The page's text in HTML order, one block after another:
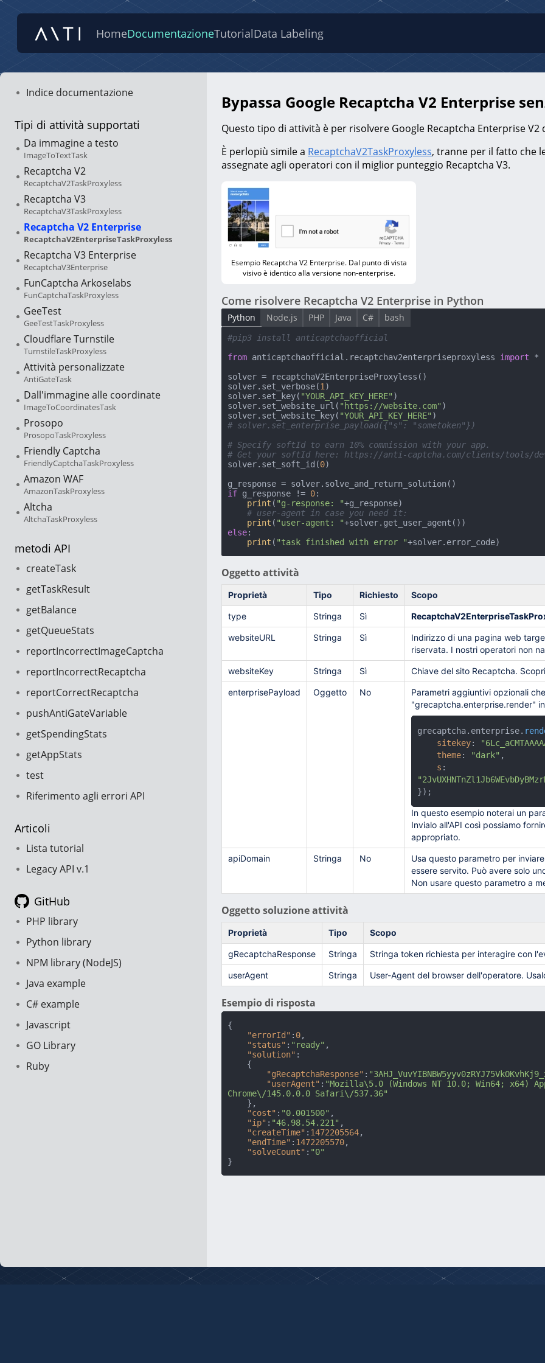
HomeDocumentazioneTutorialData Labeling
Indice documentazione
Tipi di attività supportati
Da immagine a testo
ImageToTextTask
Recaptcha V2
RecaptchaV2TaskProxyless
Recaptcha V3
RecaptchaV3TaskProxyless
Recaptcha V2 Enterprise
RecaptchaV2EnterpriseTaskProxyless
Recaptcha V3 Enterprise
RecaptchaV3Enterprise
FunCaptcha Arkoselabs
FunCaptchaTaskProxyless
GeeTest
GeeTestTaskProxyless
Cloudflare Turnstile
TurnstileTaskProxyless
Attività personalizzate
AntiGateTask
Dall'immagine alle coordinate
ImageToCoordinatesTask
Prosopo
ProsopoTaskProxyless
Friendly Captcha
FriendlyCaptchaTaskProxyless
Amazon WAF
AmazonTaskProxyless
Altcha
AltchaTaskProxyless
metodi API
createTask
getTaskResult
getBalance
getQueueStats
reportIncorrectImageCaptcha
reportIncorrectRecaptcha
reportCorrectRecaptcha
pushAntiGateVariable
getSpendingStats
getAppStats
test
Riferimento agli errori API
Articoli
Lista tutorial
Legacy API v.1
GitHub
PHP library
Python library
NPM library (NodeJS)
Java example
C# example
Javascript
GO Library
Ruby
Bypassa Google Recaptcha V2 Enterprise
Questo tipo di attività è per risolvere Google Recaptcha Enterprise
È perlopiù simile a RecaptchaV2TaskProxyless, tranne per il fatto che
assegnate agli operatori con il miglior punteggio Recaptcha V3.
Esempio Recaptcha V2 Enterprise. Dal punto di vista
visivo è identico alla versione non-enterprise.
Python Node.js PHP Java C# bash
Come risolvere Recaptcha V2 Enterprise in Python
#pip3 install anticaptchaofficial
from anticaptchaofficial.recaptchav2enterpriseproxyless import *
solver = recaptchaV2EnterpriseProxyless()
solver.set_verbose(1 )
solver.set_key( "YOUR_API_KEY_HERE" )
solver.set_website_url( "https://website.com" )
solver.set_website_key( "YOUR_API_KEY_HERE"
# solver.set_enterprise_payload({"s": "sometoken"})
# Specify softId to earn 10% commission with your app.
# Get your softId here: https://anti-captcha.com/clients/tools/
solver.set_soft_id(0)
if g_response != 0:
print ( "g-response: "+g_response)
# user-agent in case you need it:
print ( "user-agent: "
else:
print ( "task finished with error "+solver.error_code)
Oggetto attività
Proprietà Tipo Richiesto Scopo
type Stringa Sì
websiteURL Stringa Sì
Indirizzo di una pagina web
riservata. I nostri operatori non
websiteKey Stringa Sì Chiave del sito Recaptcha.
enterprisePayload Oggetto No
Parametri aggiuntivi opzionali
"grecaptcha.enterprise.render"
grecaptcha. enterprise.
sitekey:
theme: "dark" ,
s
});
In questo esempio noterai un
Invialo all'API così possiamo
appropriato.
apiDomain Stringa No
Usa questo parametro per
essere servito. Può avere solo
Non usare questo parametro a
Oggetto soluzione attività
Proprietà Tipo Scopo
gRecaptchaResponse Stringa Stringa token richiesta per interagire con
userAgent Stringa User-Agent del browser dell'operatore.
Esempio di risposta
{
"errorId" : 0,
"status" : "ready" ,
"solution" :
{
"gRecaptchaResponse" :
"userAgent" : "Mozilla\5.0 (Windows NT 10.0; Win64; x64)
Chrome\/145.0.0.0 Safari\/537.36"
} ,
"cost" : "0.001500" ,
"ip" : "46.98.54.221" ,
"createTime" : 1472205564,
"endTime" : 1472205570,
"solveCount" : "0"
}